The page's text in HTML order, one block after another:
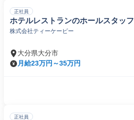
正社員
ホテルレストランのホールスタッフ
株式会社ティーケーピー
大分県大分市
月給23万円～35万円
正社員